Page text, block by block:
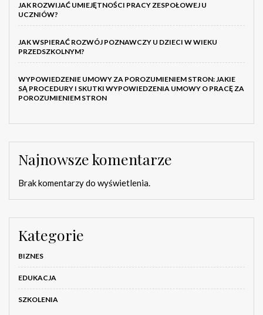
JAK ROZWIJAĆ UMIEJĘTNOŚCI PRACY ZESPOŁOWEJ U
UCZNIÓW?
JAK WSPIERAĆ ROZWÓJ POZNAWCZY U DZIECI W WIEKU
PRZEDSZKOLNYM?
WYPOWIEDZENIE UMOWY ZA POROZUMIENIEM STRON: JAKIE
SĄ PROCEDURY I SKUTKI WYPOWIEDZENIA UMOWY O PRACĘ ZA
POROZUMIENIEM STRON
Najnowsze komentarze
Brak komentarzy do wyświetlenia.
Kategorie
BIZNES
EDUKACJA
SZKOLENIA